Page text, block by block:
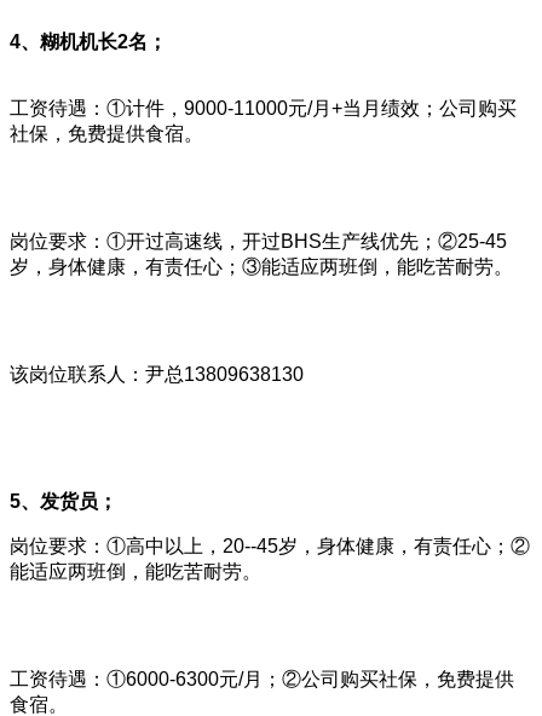
4、糊机机长2名；
工资待遇：①计件，9000-11000元/月+当月绩效；公司购买
社保，免费提供食宿。
岗位要求：①开过高速线，开过BHS生产线优先；②25-45
岁，身体健康，有责任心；③能适应两班倒，能吃苦耐劳。
该岗位联系人：尹总13809638130
5、发货员；
岗位要求：①高中以上，20--45岁，身体健康，有责任心；②
能适应两班倒，能吃苦耐劳。
工资待遇：①6000-6300元/月；②公司购买社保，免费提供
食宿。